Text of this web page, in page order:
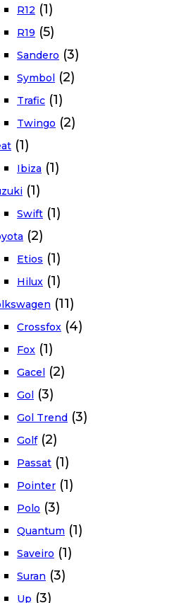
R12 (1)
R19 (5)
Sandero (3)
Symbol (2)
Trafic (1)
Twingo (2)
(1)
Ibiza (1)
(1)
Swift (1)
(2)
Etios (1)
Hilux (1)
(11)
Crossfox (4)
Fox (1)
Gacel (2)
Gol (3)
Gol Trend (3)
Golf (2)
Passat (1)
Pointer (1)
Polo (3)
Quantum (1)
Saveiro (1)
Suran (3)
Up (3)